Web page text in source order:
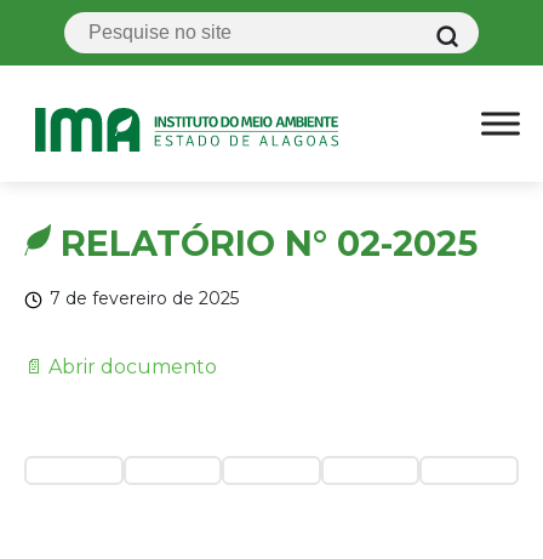
RELATÓRIO N° 02-2025
7 de fevereiro de 2025
📄 Abrir documento